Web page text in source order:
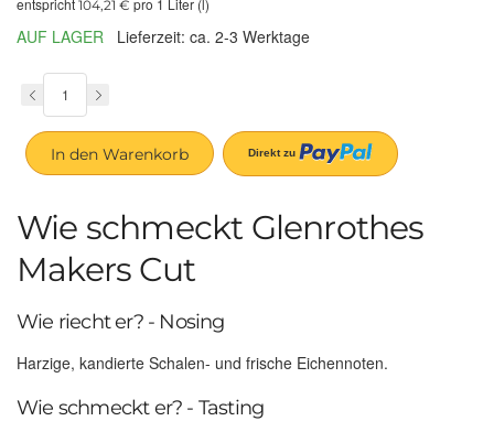
entspricht 104,21 € pro 1 Liter (l)
AUF LAGER Lieferzeit: ca. 2-3 Werktage
In den Warenkorb
Wie schmeckt Glenrothes
Makers Cut
Wie riecht er? - Nosing
Harzige, kandierte Schalen- und frische Eichennoten.
Wie schmeckt er? - Tasting